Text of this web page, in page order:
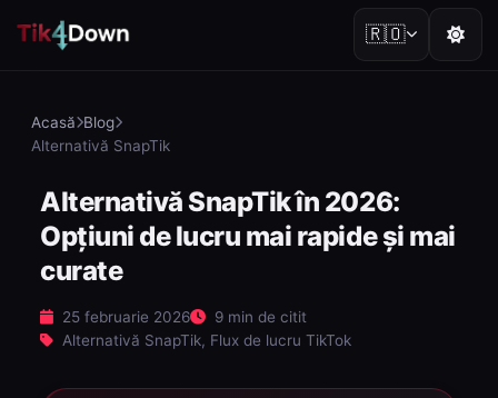
🇷🇴
Acasă Blog
Alternativă SnapTik
Alternativă SnapTik în 2026:
Opțiuni de lucru mai rapide și mai
curate
25 februarie 2026
9 min de citit
Alternativă SnapTik, Flux de lucru TikTok